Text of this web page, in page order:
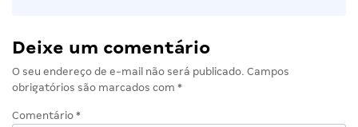
Deixe um comentário
O seu endereço de e-mail não será publicado. Campos
obrigatórios são marcados com *
Comentário *